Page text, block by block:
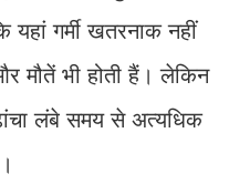
गर्मी खतरनाक नहीं
मौतें भी होती हैं। लेकिन
लंबे समय से अत्यधिक